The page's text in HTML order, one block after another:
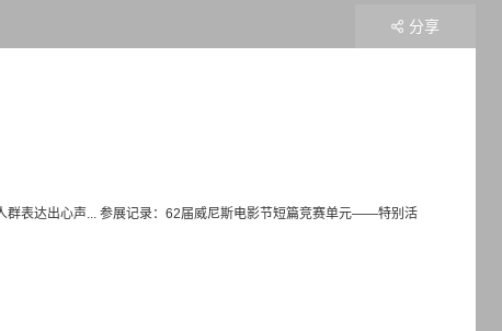
群表达出心声... 参展记录：62届威尼斯电影节短篇竞赛单元——特别活
分享